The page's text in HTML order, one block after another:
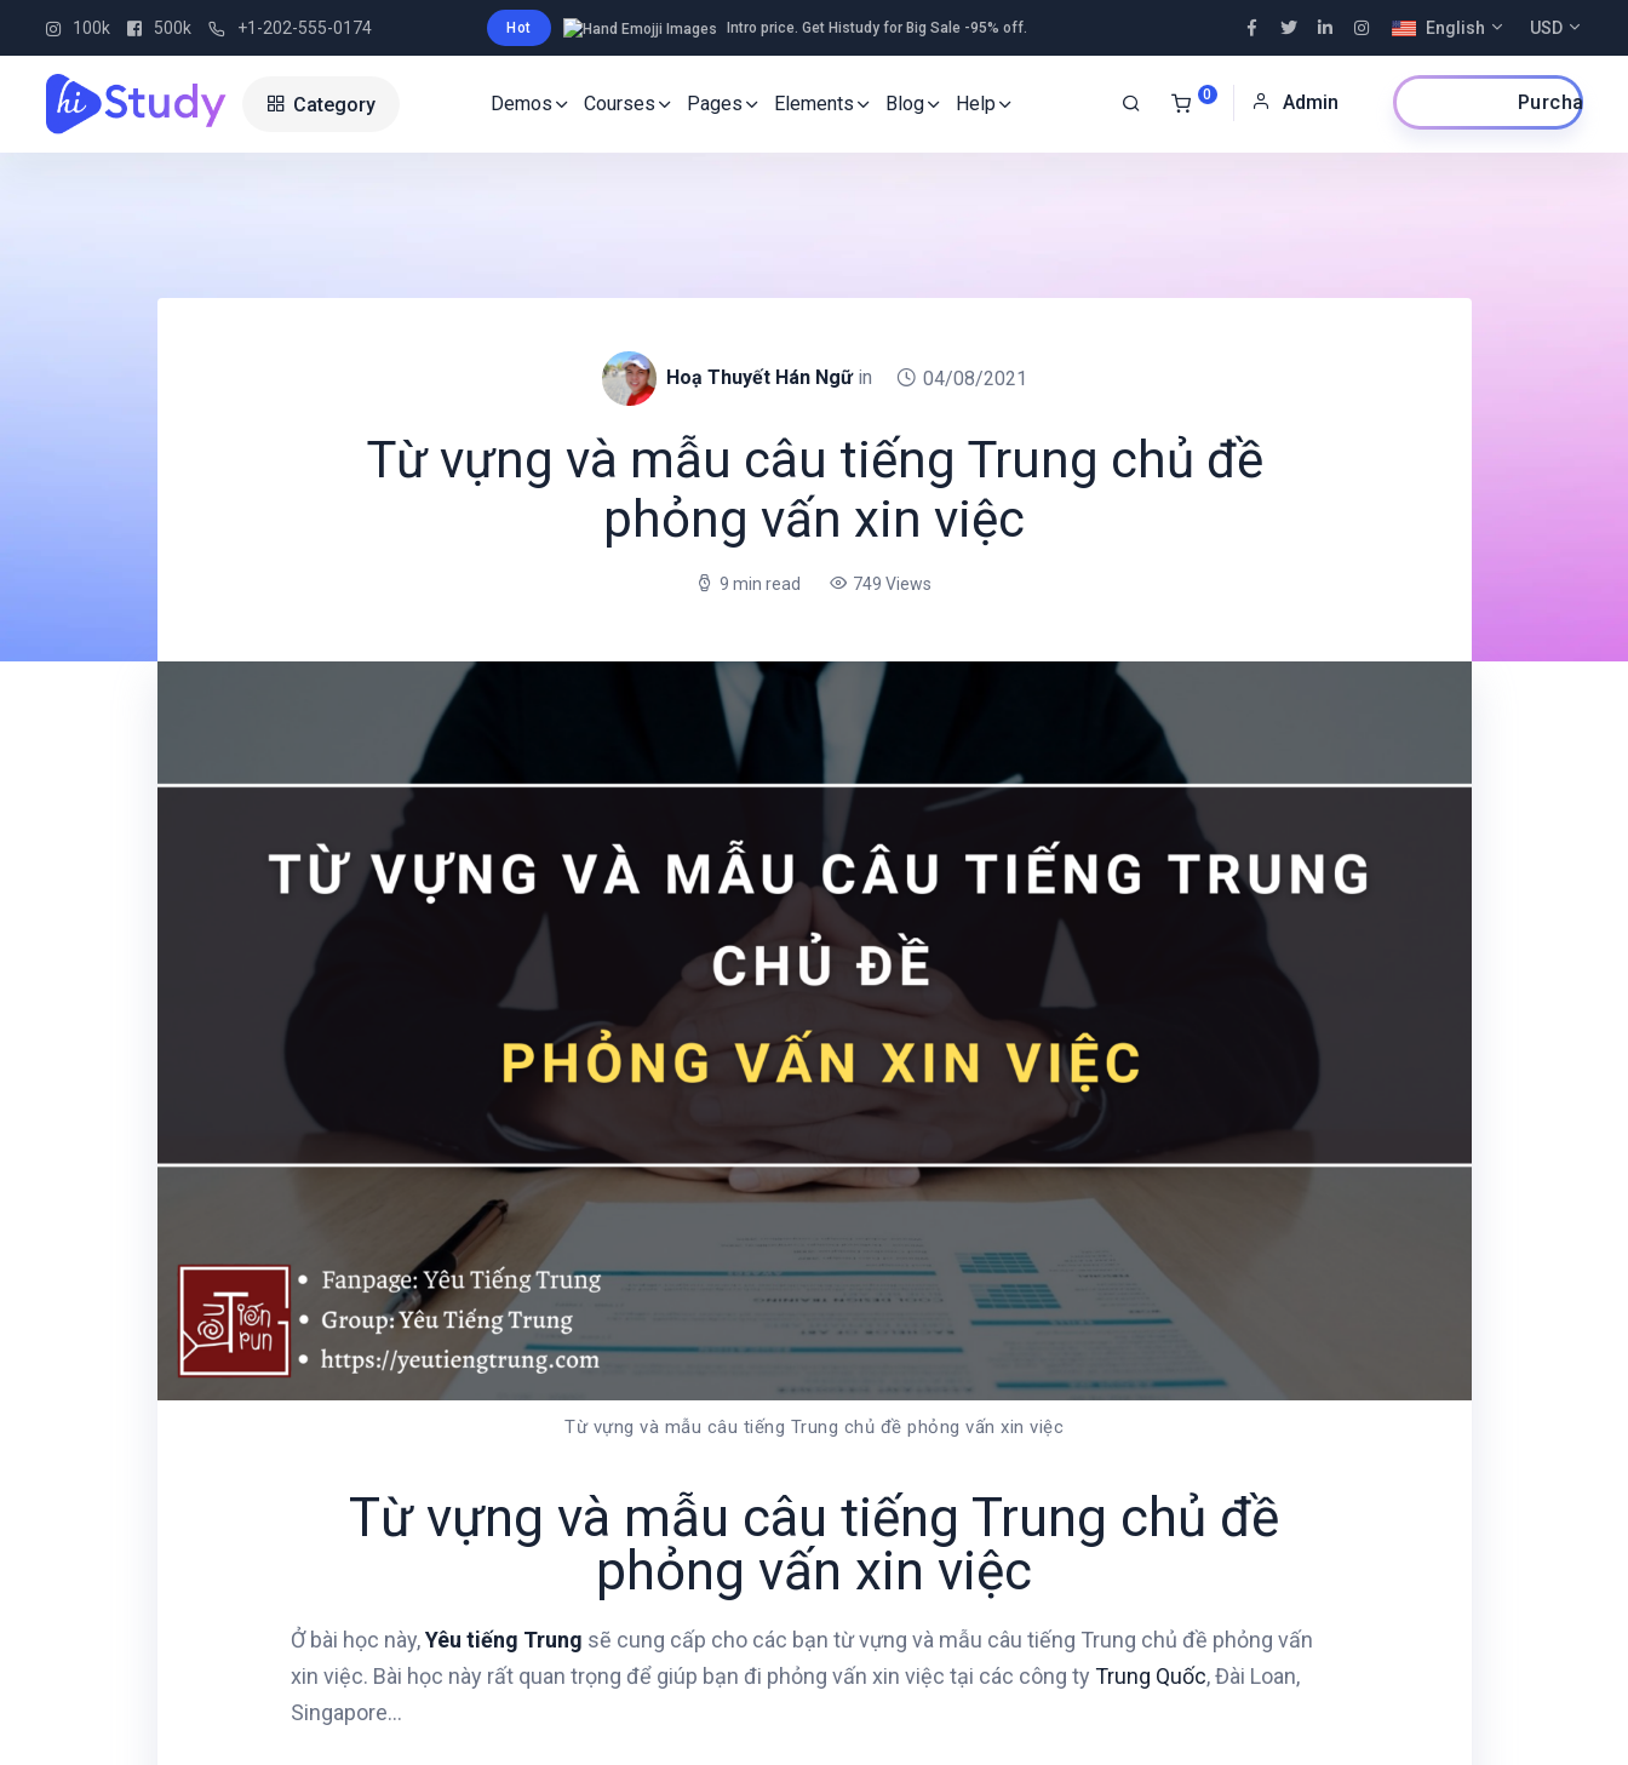
100k 500k +1-202-555-0174 Hot Intro price. Get Histudy for Big Sale -95% off. English USD
Category Demos Courses Pages Elements Blog Help 0 Admin Purchase Now
Hoạ Thuyết Hán Ngữin 04/08/2021
Từ vựng và mẫu câu tiếng Trung chủ đề
phỏng vấn xin việc
9 min read 749 Views
Từ vựng và mẫu câu tiếng Trung chủ đề phỏng vấn xin việc
Từ vựng và mẫu câu tiếng Trung chủ đề
phỏng vấn xin việc
Ở bài học này,Yêu tiếng Trung sẽ cung cấp cho các bạn từ vựng và mẫu câu tiếng Trung chủ đề phỏng vấn
xin việc. Bài học này rất quan trọng để giúp bạn đi phỏng vấn xin việc tại các công ty Trung Quốc, Đài Loan,
Singapore…